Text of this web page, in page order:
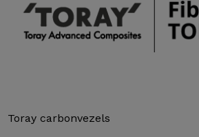
Toray carbonvezels